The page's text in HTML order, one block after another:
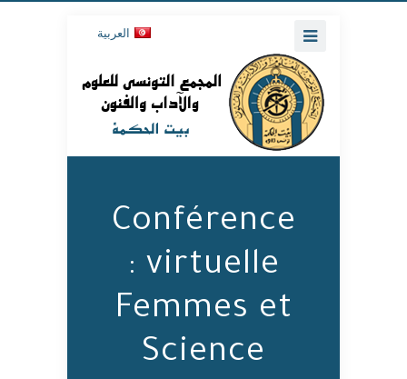
العربية
Conférence
virtuelle :
Femmes et
Science